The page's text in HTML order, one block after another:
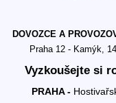
DOVOZCE A
Praha 12 - Kamýk,
Vyzkoušejte si
PRAHA -